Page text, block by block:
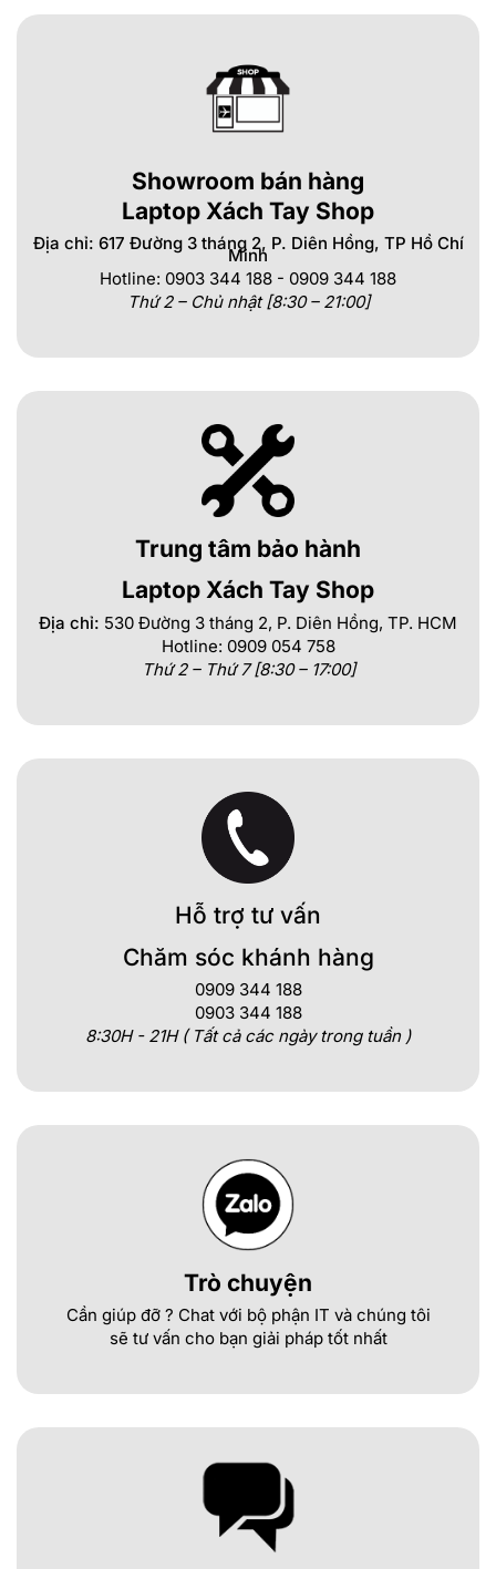
Showroom bán hàng
Laptop Xách Tay Shop
Địa chỉ: 617 Đường 3 tháng 2, P. Diên Hồng, TP Hồ Chí
Minh
Hotline: 0903 344 188 - 0909 344 188
Thứ 2 – Chủ nhật [8:30 – 21:00]
Trung tâm bảo hành
Laptop Xách Tay Shop
Địa chỉ: 530 Đường 3 tháng 2, P. Diên Hồng, TP. HCM
Hotline: 0909 054 758
Thứ 2 – Thứ 7 [8:30 – 17:00]
Hỗ trợ tư vấn
Chăm sóc khánh hàng
0909 344 188
0903 344 188
8:30H - 21H ( Tất cả các ngày trong tuần )
Trò chuyện
Cần giúp đỡ ? Chat với bộ phận IT và chúng tôi
sẽ tư vấn cho bạn giải pháp tốt nhất